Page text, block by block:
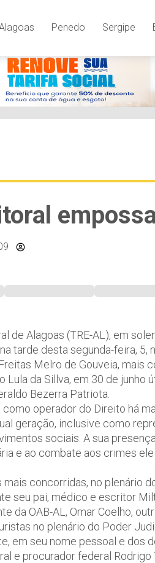
Penedo Sergipe
de Alagoas (TRE-AL), em
tarde desta segunda-feira,
Melro de Gouveia, mais
Lula da Sillva, em 30 de
Bezerra Patriota.
operador do Direito há
geração, inclusive como
sociais. A sua
e ao combate aos crimes
concorridas, no plenário
seu pai, médico e escritor
da OAB-AL, Omar Coelho,
no plenário do Poder
em seu nome pessoal e dos
e procurador federal